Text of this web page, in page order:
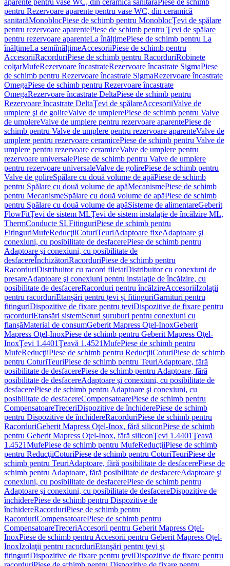
aparente pentru vase WC, din ceramică sanitarăPiese de schimb
pentru Rezervoare aparente pentru vase WC, din ceramică
sanitarăMonoblocPiese de schimb pentru MonoblocŢevi de spălare
pentru rezervoare aparentePiese de schimb pentru Ţevi de spălare
pentru rezervoare aparenteLa înălțimePiese de schimb pentru La
înălțimeLa semiînălțimeAccesoriiPiese de schimb pentru
AccesoriiRacorduriPiese de schimb pentru RacorduriRobinete
colţarMufeRezervoare încastrateRezervoare încastrate SigmaPiese
de schimb pentru Rezervoare încastrate SigmaRezervoare încastrate
OmegaPiese de schimb pentru Rezervoare încastrate
OmegaRezervoare încastrate DeltaPiese de schimb pentru
Rezervoare încastrate DeltaŢevi de spălareAccesoriiValve de
umplere şi de golireValve de umplerePiese de schimb pentru Valve
de umplereValve de umplere pentru rezervoare aparentePiese de
schimb pentru Valve de umplere pentru rezervoare aparenteValve de
umplere pentru rezervoare ceramicePiese de schimb pentru Valve de
umplere pentru rezervoare ceramiceValve de umplere pentru
rezervoare universalePiese de schimb pentru Valve de umplere
pentru rezervoare universaleValve de golirePiese de schimb pentru
Valve de golireSpălare cu două volume de apăPiese de schimb
pentru Spălare cu două volume de apăMecanismePiese de schimb
pentru MecanismeSpălare cu două volume de apăPiese de schimb
pentru Spălare cu două volume de apăSisteme de alimentareGeberit
FlowFitŢevi de sistem MLŢevi de sistem instalaţie de încălzire ML,
ThermConducte SLFitinguriPiese de schimb pentru
FitinguriMufeReducţiiCoturiTeuriAdaptoare fixeAdaptoare şi
conexiuni, cu posibilitate de desfacerePiese de schimb pentru
Adaptoare şi conexiuni, cu posibilitate de
desfacereÎnchizătoriRacorduriPiese de schimb pentru
RacorduriDistribuitor cu racord filetatDistribuitor cu conexiuni de
presareAdaptoare şi conexiuni pentru instalaţie de încălzire, cu
posibilitate de desfacereRacorduri pentru încălzireAccesoriiIzolații
pentru racorduriEtanșări pentru țevi și fitinguriGarnituri pentru
fitinguriDispozitive de fixare pentru țeviDispozitive de fixare pentru
racorduriEtanșări sistemSeturi șuruburi pentru conexiuni cu
flanșăMaterial de consumGeberit Mapress Oţel-InoxGeberit
Mapress Oţel-InoxPiese de schimb pentru Geberit Mapress Oţel-
InoxŢevi 1.4401Ţeavă 1.4521MufePiese de schimb pentru
MufeReducţiiPiese de schimb pentru ReducţiiCoturiPiese de schimb
pentru CoturiTeuriPiese de schimb pentru TeuriAdaptoare, fără
posibilitate de desfacerePiese de schimb pentru Adaptoare, fără
posibilitate de desfacereAdaptoare şi conexiuni, cu posibilitate de
desfacerePiese de schimb pentru Adaptoare şi conexiuni, cu
posibilitate de desfacereCompensatoarePiese de schimb pentru
CompensatoareTreceriDispozitive de închiderePiese de schimb
pentru Dispozitive de închidereRacorduriPiese de schimb pentru
RacorduriGeberit Mapress Oţel-Inox, fără siliconPiese de schimb
pentru Geberit Mapress Oţel-Inox, fără siliconŢevi 1.4401Ţeavă
1.4521MufePiese de schimb pentru MufeReducţiiPiese de schimb
pentru ReducţiiCoturiPiese de schimb pentru CoturiTeuriPiese de
schimb pentru TeuriAdaptoare, fără posibilitate de desfacerePiese de
schimb pentru Adaptoare, fără posibilitate de desfacereAdaptoare şi
conexiuni, cu posibilitate de desfacerePiese de schimb pentru
Adaptoare şi conexiuni, cu posibilitate de desfacereDispozitive de
închiderePiese de schimb pentru Dispozitive de
închidereRacorduriPiese de schimb pentru
RacorduriCompensatoarePiese de schimb pentru
CompensatoareTreceriAccesorii pentru Geberit Mapress Oţel-
InoxPiese de schimb pentru Accesorii pentru Geberit Mapress Oţel-
InoxIzolaţii pentru racorduriEtanşări pentru ţevi şi
fitinguriDispozitive de fixare pentru ţeviDispozitive de fixare pentru